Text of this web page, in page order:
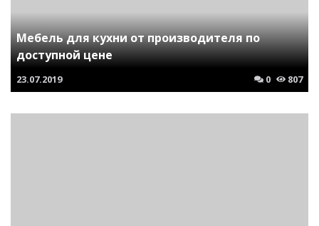
Мебель для кухни от производителя по
доступной цене
23.07.2019 0 807